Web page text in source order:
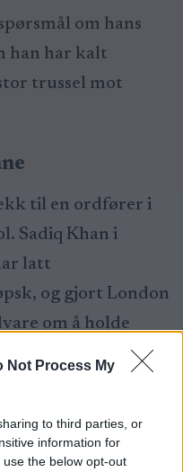
Not Process My
to third parties, or
information for
the below opt-out
om hans
han har kalt
trussel mot
til en ordfører i
Sadiq Khan i
latt
og gjort London
om å holde
byen midt
kan det fort bli